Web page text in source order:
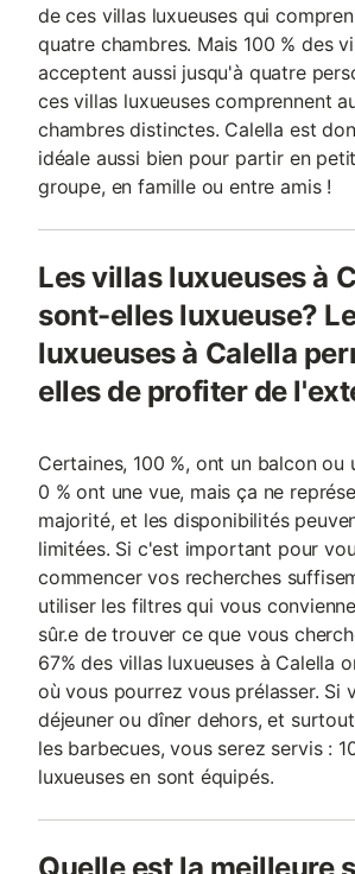
de ces villas luxueuses qui
quatre chambres. Mais 100 % des
acceptent aussi jusqu'à quatre
ces villas luxueuses comprennent
chambres distinctes. Calella est
idéale aussi bien pour partir en
groupe, en famille ou entre amis !
Les villas luxueuses à
sont-elles luxueuse?
luxueuses à Calella
elles de profiter de
Certaines, 100 %, ont un balcon ou
0 % ont une vue, mais ça ne
majorité, et les disponibilités
limitées. Si c'est important pour
commencer vos recherches
utiliser les filtres qui vous
sûr.e de trouver ce que vous
67% des villas luxueuses à Calella
où vous pourrez vous prélasser. Si
déjeuner ou dîner dehors, et
les barbecues, vous serez servis :
luxueuses en sont équipés.
Quelle est la meilleure